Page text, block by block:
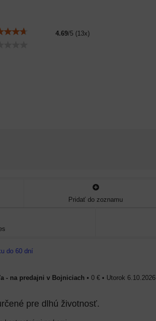
4.69/5 (13x)
Pridať do zoznamu
do 60 dní
- na predajni v Bojniciach • 0 € • Utorok 6.10.2026
pre dlhú životnosť.